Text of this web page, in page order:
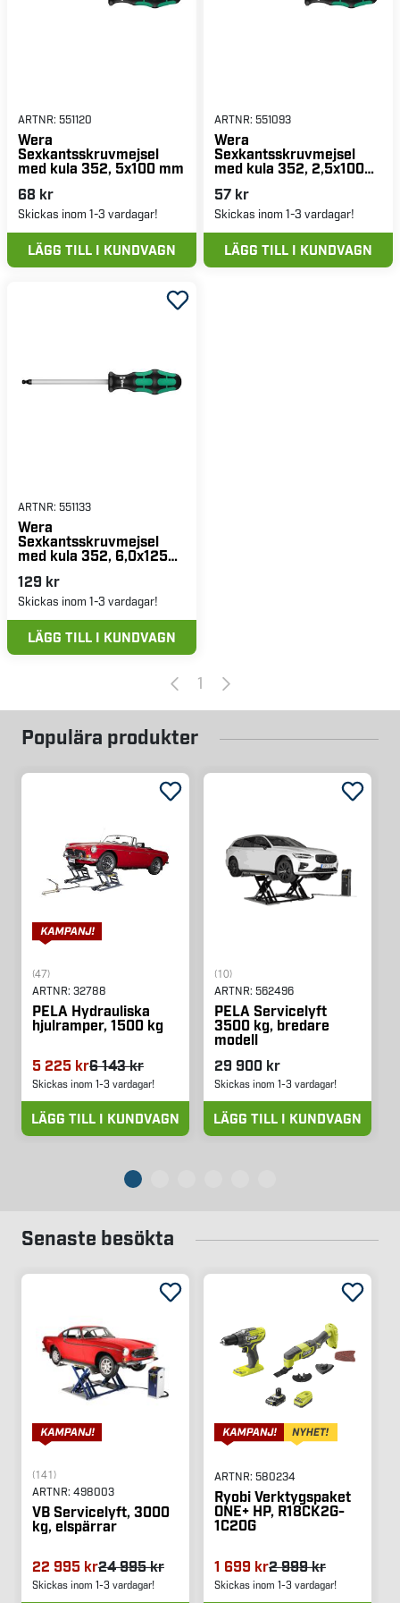
ARTNR: 551120
Wera
Sexkantsskruvmejsel
med kula 352, 5x100 mm
68 kr
Skickas inom 1-3 vardagar!
LÄGG TILL I KUNDVAGN
ARTNR: 551093
Wera
Sexkantsskruvmejsel
med kula 352, 2,5x100
57 kr
Skickas inom 1-3 vardagar!
LÄGG TILL I KUNDVAGN
ARTNR: 551133
Wera
Sexkantsskruvmejsel
med kula 352, 6,0x125
129 kr
Skickas inom 1-3 vardagar!
LÄGG TILL I KUNDVAGN
1
Populära produkter
(47)
ARTNR: 32788
PELA Hydrauliska
hjulramper, 1500 kg
5 225 kr6 143 kr
Skickas inom 1-3 vardagar!
LÄGG TILL I KUNDVAGN
(10)
ARTNR: 562496
PELA Servicelyft
3500 kg, bredare
modell
29 900 kr
Skickas inom 1-3 vardagar!
LÄGG TILL I KUNDVAGN
Senaste besökta
(141)
ARTNR: 498003
VB Servicelyft, 3000
kg, elspärrar
22 995 kr24 995 kr
Skickas inom 1-3 vardagar!
ARTNR: 580234
Ryobi Verktygspaket
ONE+ HP, R18CK2G-
1C20G
1 699 kr2 999 kr
Skickas inom 1-3 vardagar!